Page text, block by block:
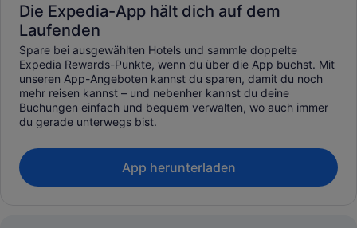
Die Expedia-App hält dich auf dem
Laufenden
Spare bei ausgewählten Hotels und sammle doppelte
Expedia Rewards-Punkte, wenn du über die App buchst. Mit
unseren App-Angeboten kannst du sparen, damit du noch
mehr reisen kannst – und nebenher kannst du deine
Buchungen einfach und bequem verwalten, wo auch immer
du gerade unterwegs bist.
App herunterladen